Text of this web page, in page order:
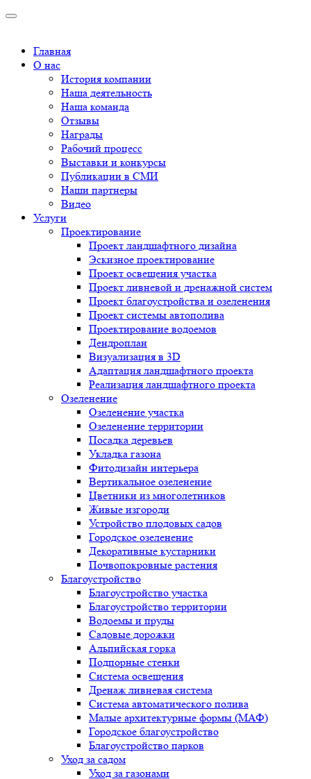
Главная
О нас
История компании
Наша деятельность
Наша команда
Отзывы
Награды
Рабочий процесс
Выставки и конкурсы
Публикации в СМИ
Наши партнеры
Видео
Услуги
Проектирование
Проект ландшафтного дизайна
Эскизное проектирование
Проект освещения участка
Проект ливневой и дренажной систем
Проект благоустройства и озеленения
Проект системы автополива
Проектирование водоемов
Дендроплан
Визуализация в 3D
Адаптация ландшафтного проекта
Реализация ландшафтного проекта
Озеленение
Озеленение участка
Озеленение территории
Посадка деревьев
Укладка газона
Фитодизайн интерьера
Вертикальное озеленение
Цветники из многолетников
Живые изгороди
Устройство плодовых садов
Городское озеленение
Декоративные кустарники
Почвопокровные растения
Благоустройство
Благоустройство участка
Благоустройство территории
Водоемы и пруды
Садовые дорожки
Альпийская горка
Подпорные стенки
Система освещения
Дренаж ливневая система
Система автоматического полива
Малые архитектурные формы (МАФ)
Городское благоустройство
Благоустройство парков
Уход за садом
Уход за газонами